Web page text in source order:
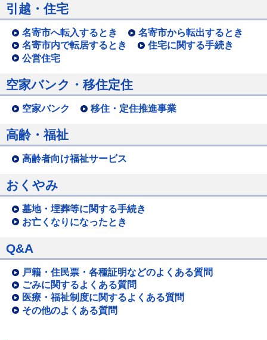
引越・住宅
名寄市へ転入するとき
名寄市から転出するとき
名寄市内で転居するとき
住宅に関する手続き
公営住宅
空家バンク・移住定住
空家バンク 移住・定住推進事業
高齢・福祉
高齢者向け福祉サービス
おくやみ
墓地・埋葬等に関する手続き
お亡くなりになったとき
Q&A
戸籍・住民票・各種証明などのよくある質問
ごみに関するよくある質問
医療・福祉制度に関するよくある質問
その他のよくある質問